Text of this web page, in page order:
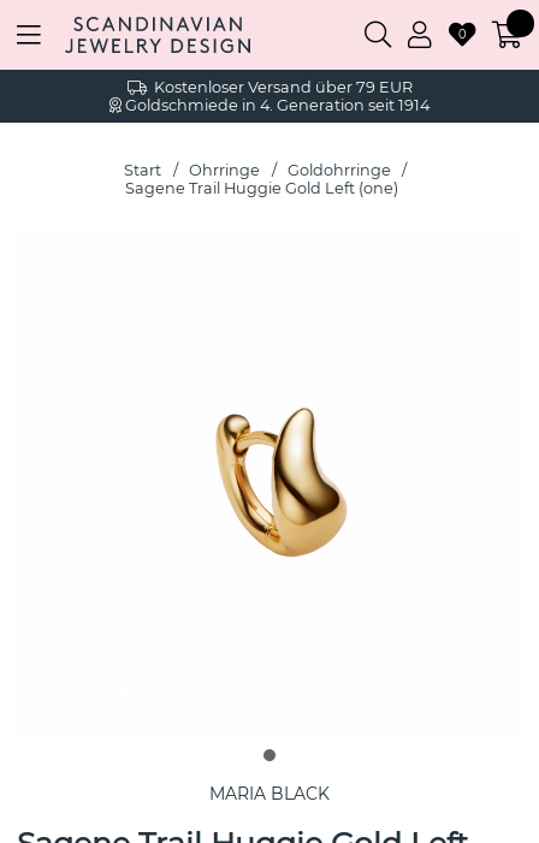
Kostenloser Versand über 79 EUR
Goldschmiede in 4. Generation seit 1914
0
Start Ohrringe
Goldohrringe
Sagene Trail Huggie Gold Left (one)
MARIA BLACK